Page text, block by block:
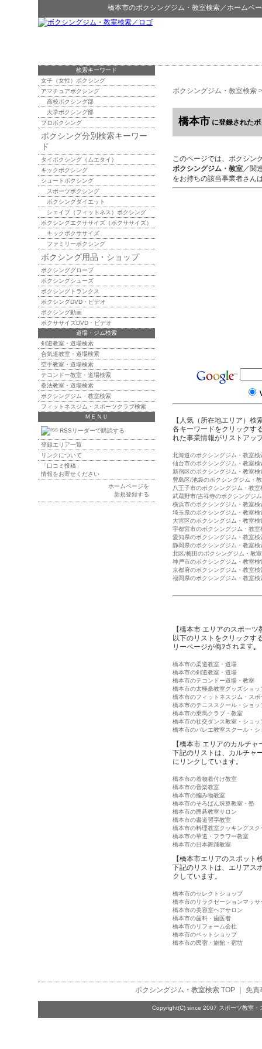
橋本市のボクシングジム・教室検索／ホームペ
ボクシングジム・教室検索
橋本市 に登録された
このページでは、ボクシン
ボクシングジム・教室／関
をお持ちの該当事業者さん
【人気（所在地エリア）検
各キーワードをクリックす
れた事業情報がリストアッ
北海道のボクシングジム・教室検
仙台市のボクシングジム・教室検
新宿区のボクシングジム・教室検
豊島区/池袋のボクシングジム・
八王子市のボクシングジム・教室
武蔵野市/吉祥寺のボクシングジ
横浜市のボクシングジム・教室検
埼玉県のボクシングジム・教室検
大宮区のボクシングジム・教室検
宇都宮市のボクシングジム・教室
愛知県のボクシングジム・教室検
静岡県のボクシングジム・教室検
北区/梅田のボクシングジム・教
神戸市のボクシングジム・教室検
京都府のボクシングジム・教室検
福岡県のボクシングジム・教室検
【橋本市 エリアのスポー
以下のリストをクリックす
リーページが侮ｦされます。
橋本市の柔道教室・道場
橋本市の剣道教室・道場
橋本市のテコンドー道場・教室
橋本市の太極拳教室グッズショッ
橋本市のフィットネスジム・スポ
橋本市のテニススクール・ショッ
橋本市の乗馬クラブ・教室
橋本市の社交ダンス教室・ショッ
橋本市のバレエ教室スクール・シ
【橋本市 エリアのカルチ
下記のリストは、カルチャ
にリンクしています。
橋本市の着物着付け教室
橋本市の音楽教室
橋本市の編み物教室
橋本市のそろばん珠算教室・塾
橋本市の囲碁教室サロン
橋本市の書道習字教室
橋本市の料理教室クッキングスク
橋本市の華道・フラワー教室
橋本市の日本舞踊教室
【橋本市エリアのスポット
下記のリストは、エリアス
クしています。
橋本市のセレクトショップ
橋本市のリラクゼーションマッサ
橋本市の美容室ヘアサロン
橋本市の歯科・歯医者
橋本市のリフォーム会社
橋本市のペットショップ
橋本市の民宿・旅館・宿坊
検索キーワード
女子（女性）ボクシング
アマチュアボクシング
高校ボクシング部
大学ボクシング部
プロボクシング
ボクシング分別検索キーワー
ド
タイボクシング（ムエタイ）
キックボクシング
シュートボクシング
スポーツボクシング
ボクシングダイエット
シェイプ（フィットネス）ボクシング
ボクシングエクササイズ（ボクササイズ）
キックボクササイズ
ファミリーボクシング
ボクシング用品・ショップ
ボクシンググローブ
ボクシングシューズ
ボクシングトランクス
ボクシングDVD・ビデオ
ボクシング動画
ボクササイズDVD・ビデオ
道場・ジム検索
剣道教室・道場検索
合気道教室・道場検索
空手教室・道場検索
テコンドー教室・道場検索
拳法教室・道場検索
ボクシングジム・教室検索
フィットネスジム・スポーツクラブ検索
ＭＥＮＵ
RSSリーダーで購読する
登録エリア一覧
リンクについて
「口コミ投稿」
情報をお寄せください
ホームページを
新規登録する
ボクシングジム・教室検索TOP ｜ 免責
Copyright(C) since 2007 スポーツ教室・